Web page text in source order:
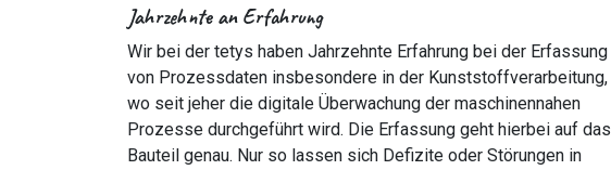
Jahrzehnte an Erfahrung
Wir bei der tetys haben Jahrzehnte Erfahrung bei der Erfassung
von Prozessdaten insbesondere in der Kunststoffverarbeitung,
wo seit jeher die digitale Überwachung der maschinennahen
Prozesse durchgeführt wird. Die Erfassung geht hierbei auf das
Bauteil genau. Nur so lassen sich Defizite oder Störungen in